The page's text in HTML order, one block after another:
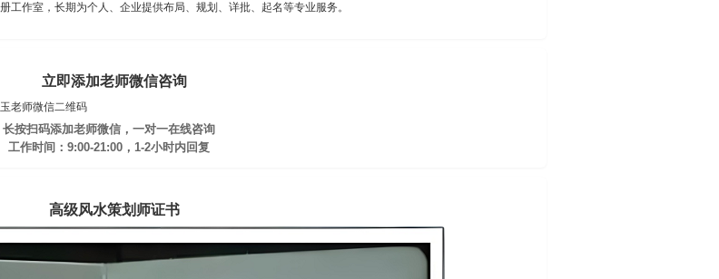
工作室，长期为个人、企业提供布局、规划、详批、起名等专业服务。
立即添加老师微信咨询
长按扫码添加老师微信，一对一在线咨询
工作时间：9:00-21:00，1-2小时内回复
高级风水策划师证书